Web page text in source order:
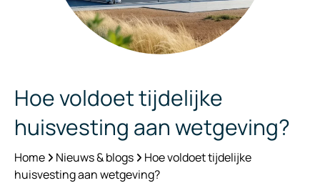
Hoe voldoet tijdelijke
huisvesting aan wetgeving?
Home Nieuws & blogs
Hoe voldoet tijdelijke
huisvesting aan wetgeving?